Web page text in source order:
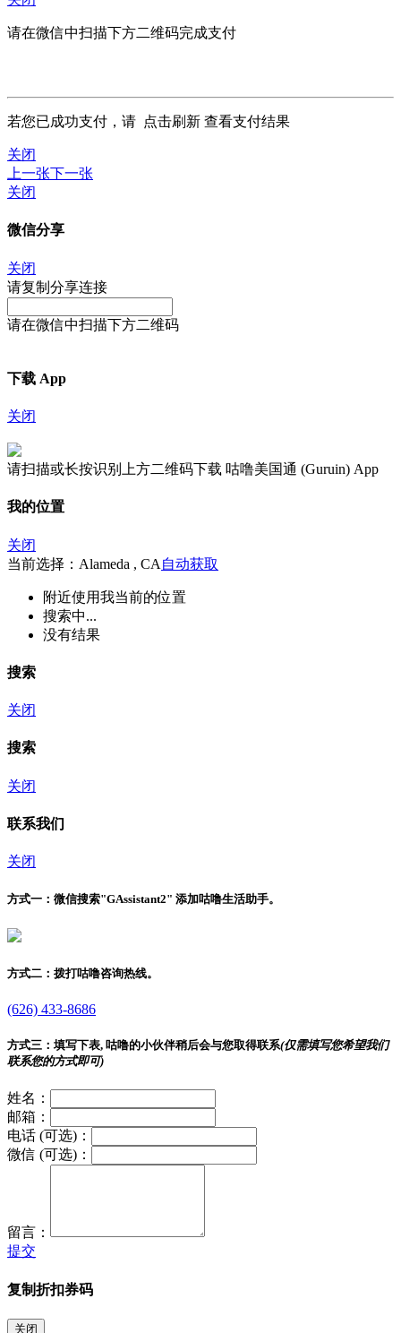
请在微信中扫描下方二维码完成支付
若您已成功支付，请 点击刷新 查看支付结果
关闭
上一张下一张
关闭
微信分享
关闭
请复制分享连接
请在微信中扫描下方二维码
下载 App
关闭
请扫描或长按识别上方二维码下载 咕噜美国通 (Guruin) App
我的位置
关闭
当前选择：Alameda , CA 自动获取
附近使用我当前的位置
搜索中...
没有结果
搜索
关闭
搜索
关闭
联系我们
关闭
方式一： 微信搜索"GAssistant2" 添加咕噜生活助手。
方式二： 拨打咕噜咨询热线。
(626) 433-8686
方式三： 填写下表, 咕噜的小伙伴稍后会与您取得联系(仅需填写您希望我们
联系您的方式即可)
姓名：
邮箱：
电话 (可选)：
微信 (可选)：
留言：
提交
复制折扣券码
关闭